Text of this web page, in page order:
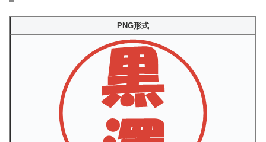
PNG形式